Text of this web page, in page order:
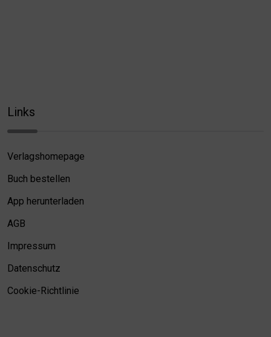
Links
Verlagshomepage
Buch bestellen
App herunterladen
AGB
Impressum
Datenschutz
Cookie-Richtlinie